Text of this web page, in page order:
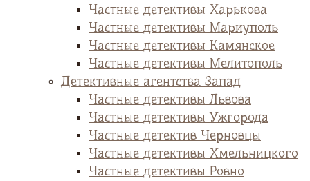
Частные детективы Харькова
Частные детективы Мариуполь
Частные детективы Камянское
Частные детективы Мелитополь
Детективные агентства Запад
Частные детективы Львова
Частные детективы Ужгорода
Частные детектив Черновцы
Частные детективы Хмельницкого
Частные детективы Ровно